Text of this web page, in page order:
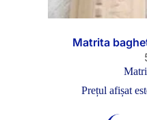
Matrita
Prețul afișat